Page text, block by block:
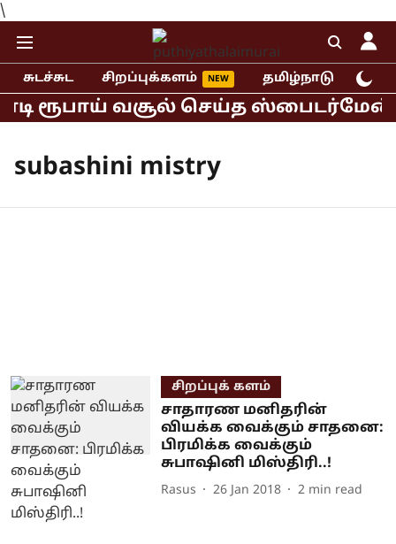
\
சுடச்சுட சிறப்புக்களம் தமிழ்நாடு
ரூபாய் வசூல் செய்த ஸ்பைடர்மேன்
subashini mistry
சிறப்புக் களம்
சாதாரண மனிதரின்
வியக்க வைக்கும் சாதனை:
பிரமிக்க வைக்கும்
சுபாஷினி மிஸ்திரி..!
Rasus 26 Jan 2018 2 min read